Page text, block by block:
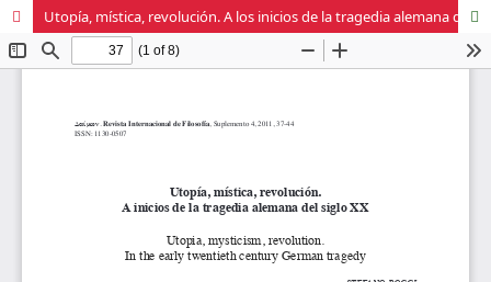
Utopía, mística, revolución. A los inicios de la tragedia alemana del siglo XX